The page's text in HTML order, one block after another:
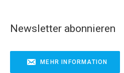
Newsletter abonnieren
MEHR INFORMATION